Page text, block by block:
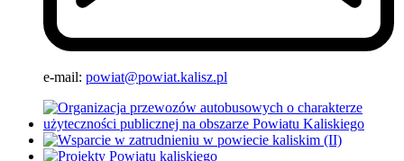
e-mail: powiat@powiat.kalisz.pl